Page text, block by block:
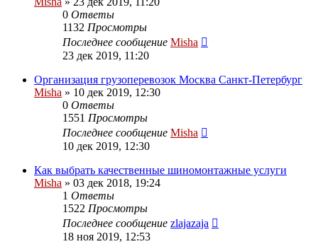
0 Ответы
1132 Просмотры
Последнее сообщение Misha
23 дек 2019, 11:20
Организация грузоперевозок Москва Санкт-Петербург
Misha » 10 дек 2019, 12:30
0 Ответы
1551 Просмотры
Последнее сообщение Misha
10 дек 2019, 12:30
Как выбрать качественные шиномонтажные услуги
Misha » 03 дек 2018, 19:24
1 Ответы
1522 Просмотры
Последнее сообщение zlajazaja
18 ноя 2019, 12:53